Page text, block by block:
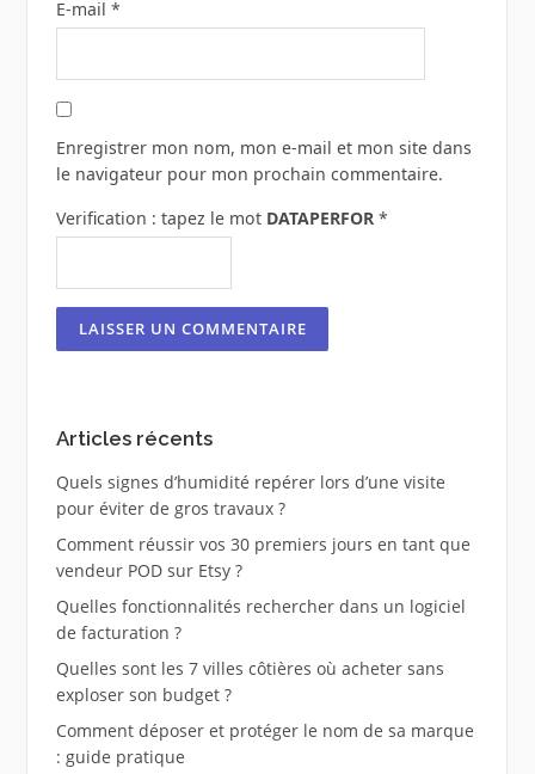
E-mail *
Enregistrer mon nom, mon e-mail et mon site dans
le navigateur pour mon prochain commentaire.
Verification : tapez le mot DATAPERFOR *
Articles récents
Quels signes d’humidité repérer lors d’une visite
pour éviter de gros travaux ?
Comment réussir vos 30 premiers jours en tant que
vendeur POD sur Etsy ?
Quelles fonctionnalités rechercher dans un logiciel
de facturation ?
Quelles sont les 7 villes côtières où acheter sans
exploser son budget ?
Comment déposer et protéger le nom de sa marque
: guide pratique